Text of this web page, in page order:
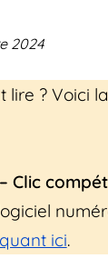
2024
lire ? Voici
Clic
ici.